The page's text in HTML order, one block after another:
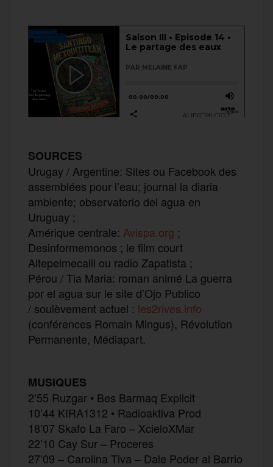
SOURCES
Urugay / Argentine: Sites ou Facebook des
assemblées pour l’eau; journal la diaria
ambiente; observatorio del agua en
Uruguay ;
Amérique centrale: Avispa.org ;
Desinformemonos ; le film court
Altepelmecalli ou radio Zapatista ;
Pérou / Tia Maria: roman animé La guerra
por el agua sur le site d’Ojo Publico
/ soulèvement actuel : les2rives.info
(conférences Romain Mingus), Révolution
Permanente, Médiapart.
MUSIQUES
2’55 Ruzgar • Bes Barmaq Explicit
10’44 KIRA1312 • Radioaktiva Prod
18’07 Skafo La Faro – XcieloXMar
22’10 Cay Sur – Proceres
27’09 – Carolina Tiva – Dale Poder al Barrio